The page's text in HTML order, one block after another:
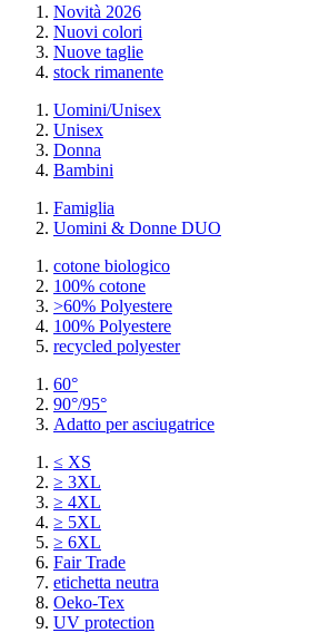
Novità 2026
Nuovi colori
Nuove taglie
stock rimanente
Uomini/Unisex
Unisex
Donna
Bambini
Famiglia
Uomini & Donne DUO
cotone biologico
100% cotone
>60% Polyestere
100% Polyestere
recycled polyester
60°
90°/95°
Adatto per asciugatrice
≤ XS
≥ 3XL
≥ 4XL
≥ 5XL
≥ 6XL
Fair Trade
etichetta neutra
Oeko-Tex
UV protection